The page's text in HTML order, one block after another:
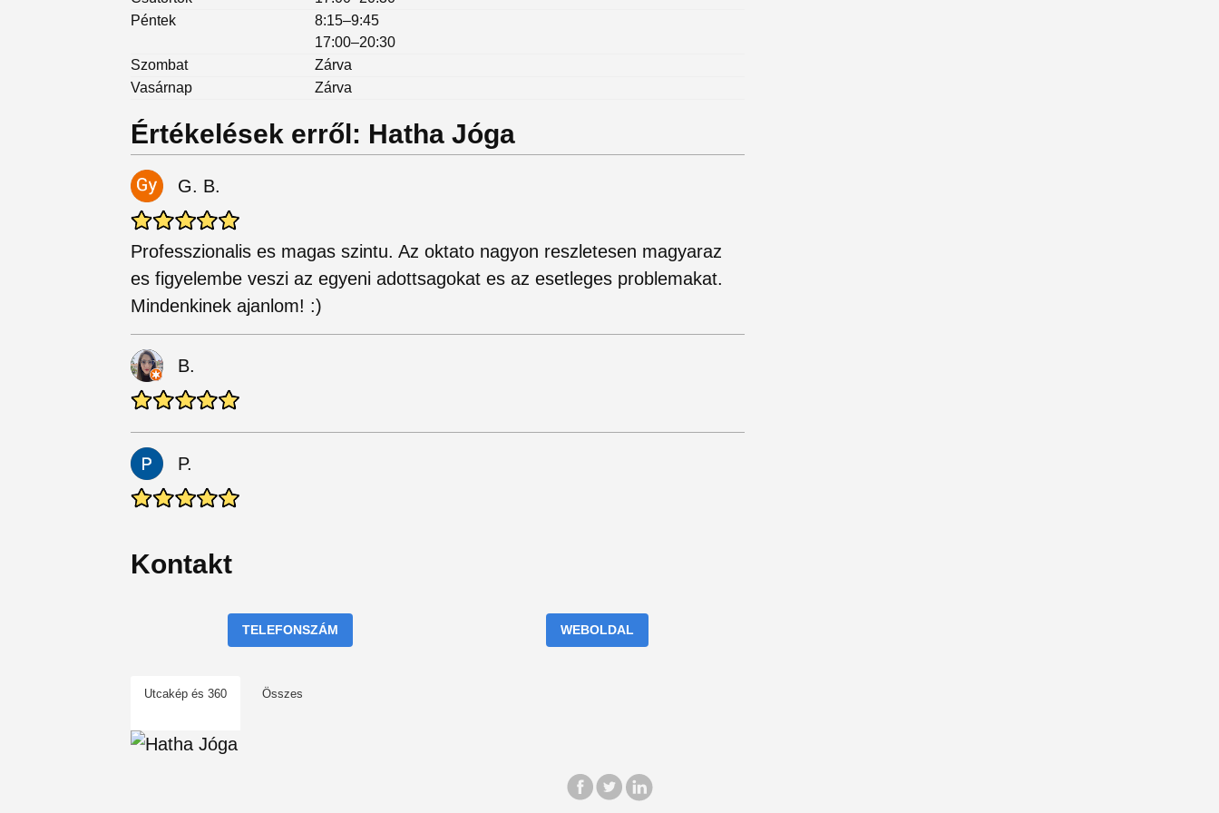
Péntek
8:15–9:45
17:00–20:30
Szombat
Zárva
Vasárnap
Zárva
Értékelések erről: Hatha Jóga
G. B.
Professzionalis es magas szintu. Az oktato nagyon reszletesen magyaraz
es figyelembe veszi az egyeni adottsagokat es az esetleges problemakat.
Mindenkinek ajanlom! :)
B.
P.
Kontakt
TELEFONSZÁM WEBOLDAL
Utcakép és 360 Összes